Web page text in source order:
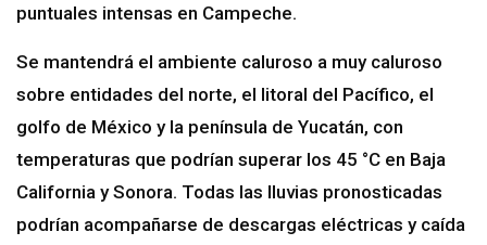
puntuales intensas en Campeche.
Se mantendrá el ambiente caluroso a muy caluroso
sobre entidades del norte, el litoral del Pacífico, el
golfo de México y la península de Yucatán, con
temperaturas que podrían superar los 45 °C en Baja
California y Sonora. Todas las lluvias pronosticadas
podrían acompañarse de descargas eléctricas y caída